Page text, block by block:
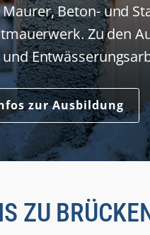
Beton- und
Zu den
zur Ausbildung
ZU